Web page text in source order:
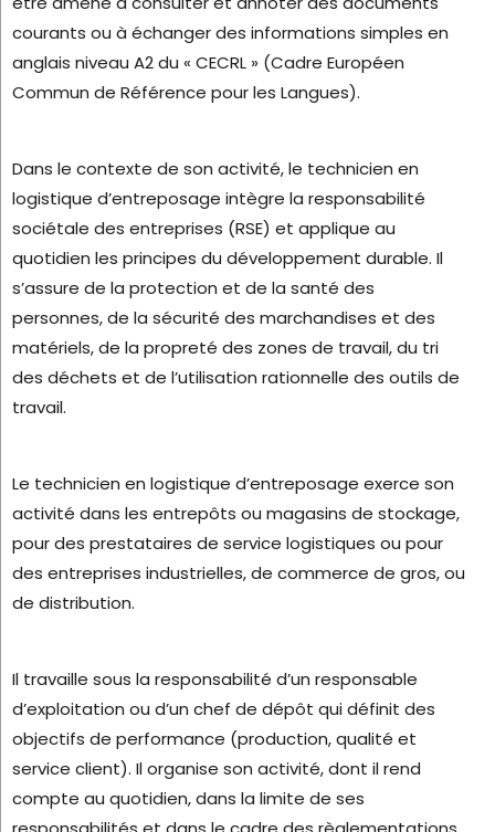
courants ou à échanger des informations simples en
anglais niveau A2 du « CECRL » (Cadre Européen
Commun de Référence pour les Langues).
Dans le contexte de son activité, le technicien en
logistique d’entreposage intègre la responsabilité
sociétale des entreprises (RSE) et applique au
quotidien les principes du développement durable. Il
s’assure de la protection et de la santé des
personnes, de la sécurité des marchandises et des
matériels, de la propreté des zones de travail, du tri
des déchets et de l’utilisation rationnelle des outils de
travail.
Le technicien en logistique d’entreposage exerce son
activité dans les entrepôts ou magasins de stockage,
pour des prestataires de service logistiques ou pour
des entreprises industrielles, de commerce de gros, ou
de distribution.
Il travaille sous la responsabilité d’un responsable
d’exploitation ou d’un chef de dépôt qui définit des
objectifs de performance (production, qualité et
service client). Il organise son activité, dont il rend
compte au quotidien, dans la limite de ses